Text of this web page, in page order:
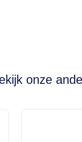
onze